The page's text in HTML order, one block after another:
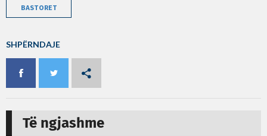
BASTORET
SHPËRNDAJE
Të ngjashme